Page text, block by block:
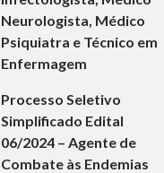
Neurologista, Médico
Psiquiatra e Técnico em
Enfermagem
Processo Seletivo
Simplificado Edital
06/2024 – Agente de
Combate às Endemias